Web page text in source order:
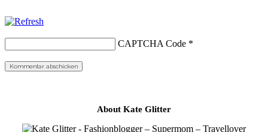
CAPTCHA Code *
About Kate Glitter